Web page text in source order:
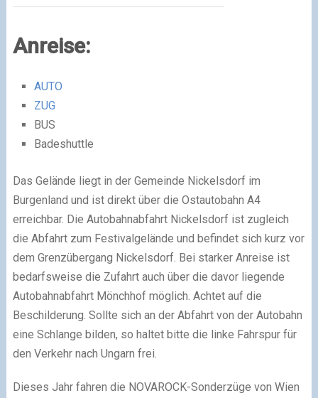
Anreise:
AUTO
ZUG
BUS
Badeshuttle
Das Gelände liegt in der Gemeinde Nickelsdorf im
Burgenland und ist direkt über die Ostautobahn A4
erreichbar. Die Autobahnabfahrt Nickelsdorf ist zugleich
die Abfahrt zum Festivalgelände und befindet sich kurz vor
dem Grenzübergang Nickelsdorf. Bei starker Anreise ist
bedarfsweise die Zufahrt auch über die davor liegende
Autobahnabfahrt Mönchhof möglich. Achtet auf die
Beschilderung. Sollte sich an der Abfahrt von der Autobahn
eine Schlange bilden, so haltet bitte die linke Fahrspur für
den Verkehr nach Ungarn frei.
Dieses Jahr fahren die NOVAROCK-Sonderzüge von Wien